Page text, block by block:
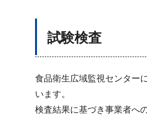
試験検査
食品衛生広域監視センター
います。
検査結果に基づき事業者へ